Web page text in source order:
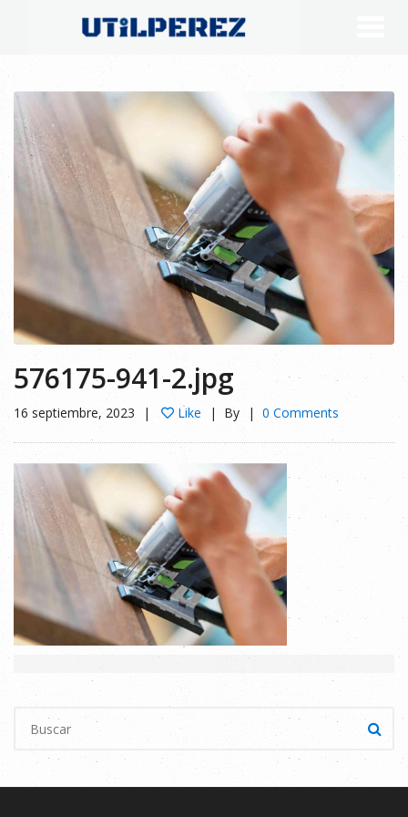
576175-941-2.jpg
16 septiembre, 2023 Like By 0 Comments